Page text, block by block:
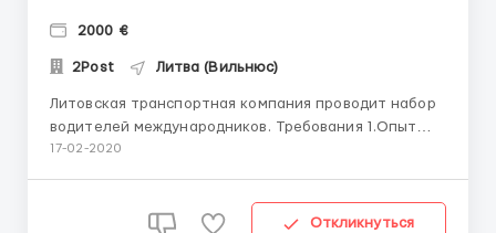
2000 €
2Post Литва (Вильнюс)
Литовская транспортная компания проводит набор
водителей международников. Требования 1.Опыт
работы по категории СЕ 6 месяцев по странам
судимости (предъявление справки о несудимости
17-02-2020
Откликнуться